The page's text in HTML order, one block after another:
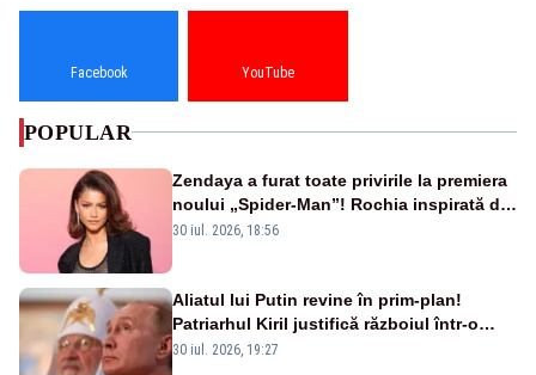
Facebook YouTube
POPULAR
Zendaya a furat toate privirile la premiera
noului „Spider-Man”! Rochia inspirată de
pânza de păianjen a făcut senzație
30 iul. 2026, 18:56
Aliatul lui Putin revine în prim-plan!
Patriarhul Kiril justifică războiul într-o
nouă carte
30 iul. 2026, 19:27